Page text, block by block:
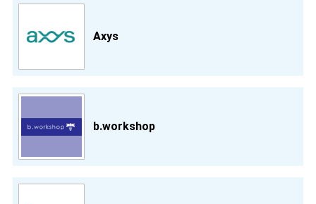
Axys
b.workshop